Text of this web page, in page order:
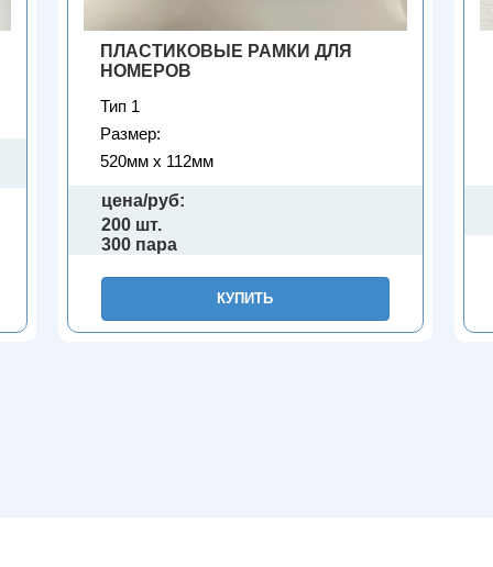
ПЛАСТИКОВЫЕ РАМКИ ДЛЯ
НОМЕРОВ
Тип 1
Размер:
520мм х 112мм
цена/руб:
200 шт.
300 пара
КУПИТЬ